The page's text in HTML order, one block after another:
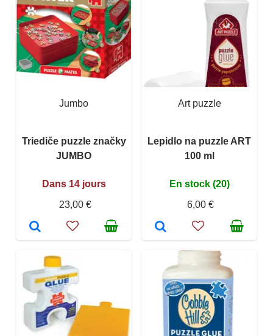
Jumbo
Triediče puzzle značky
JUMBO
Dans 14 jours
23,00 €
Art puzzle
Lepidlo na puzzle ART
100 ml
En stock (20)
6,00 €